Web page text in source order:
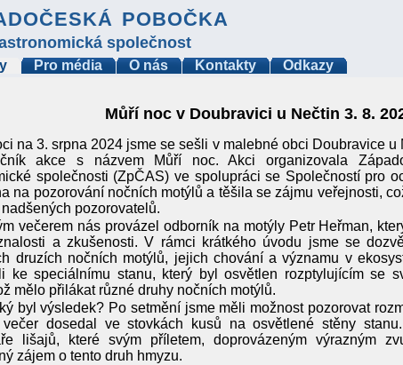
pobočka
společnost
Pro média O nás Kontakty Odkazy
Můří noc v Doubravici u Nečtin 3. 8.
na 3. srpna 2024 jsme se sešli v malebné obci Doubravice u
akce s názvem Můří noc. Akci organizovala
společnosti (ZpČAS) ve spolupráci se Společností pro
na pozorování nočních motýlů a těšila se zájmu veřejnosti,
pozorovatelů.
večerem nás provázel odborník na motýly Petr Heřman,
a zkušenosti. V rámci krátkého úvodu jsme se
druzích nočních motýlů, jejich chování a významu v
ke speciálnímu stanu, který byl osvětlen rozptylujícím se
mělo přilákat různé druhy nočních motýlů.
byl výsledek? Po setmění jsme měli možnost pozorovat
dosedal ve stovkách kusů na osvětlené stěny
lišajů, které svým příletem, doprovázeným výrazným
zájem o tento druh hmyzu.